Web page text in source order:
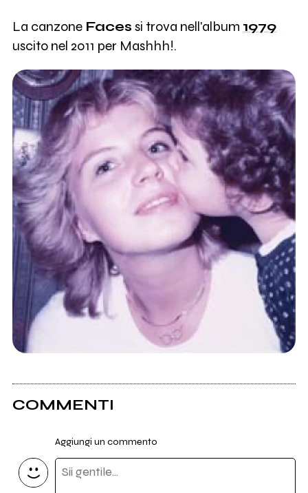
La canzone Faces si trova nell'album 1979
uscito nel 2011 per Mashhh!.
COMMENTI
Aggiungi un commento